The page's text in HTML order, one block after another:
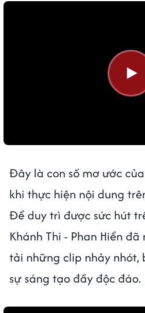
Đây là con số mơ ước
khi thực hiện nội dung
Để duy trì được sức hút
Khánh Thi - Phan Hiển
tải những clip nhảy nhót,
sự sáng tạo đầy độc đáo.